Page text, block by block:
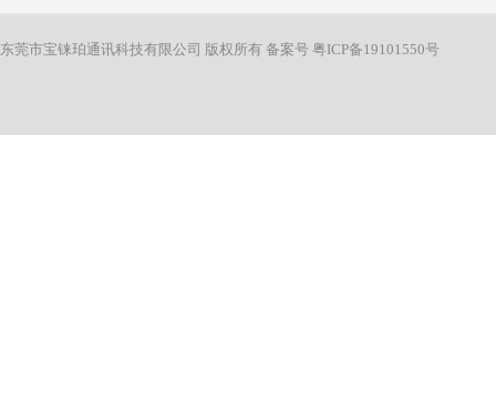
东莞市宝铼珀通讯科技有限公司 版权所有 备案号 粤ICP备19101550号